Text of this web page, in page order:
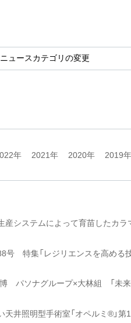
ニュースカテゴリの変更
年 2021年 2020年 2019年
産システムによって育苗したカ
号 特集「レジリエンスを高める
パソナグループ×大林組 「未来
天井照明型手術室「オペルミ®」